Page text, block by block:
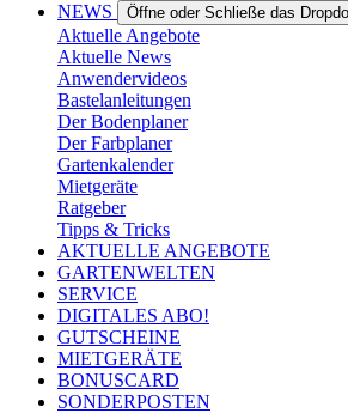
NEWS
Öffne oder Schließe das
Aktuelle Angebote
Aktuelle News
Anwendervideos
Bastelanleitungen
Der Bodenplaner
Der Farbplaner
Gartenkalender
Mietgeräte
Ratgeber
Tipps & Tricks
AKTUELLE ANGEBOTE
GARTENWELTEN
SERVICE
DIGITALES ABO!
GUTSCHEINE
MIETGERÄTE
BONUSCARD
SONDERPOSTEN